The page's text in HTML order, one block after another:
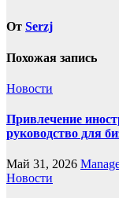
От Serzj
Похожая запись
Новости
Привлечение
руководство для
Май 31, 2026
Новости